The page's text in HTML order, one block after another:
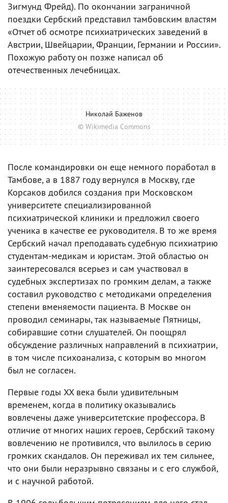
Зигмунд Фрейд). По окончании заграничной
поездки Сербский представил тамбовским властям
«Отчет об осмотре психиатрических заведений в
Австрии, Швейцарии, Франции, Германии и России».
Похожую работу он позже написал об
отечественных лечебницах.
Николай Баженов
© Wikimedia Commons
После командировки он еще немного поработал в
Тамбове, а в 1887 году вернулся в Москву, где
Корсаков добился создания при Московском
университете специализированной
психиатрической клиники и предложил своего
ученика в качестве ее руководителя. В то же время
Сербский начал преподавать судебную психиатрию
студентам-медикам и юристам. Этой областью он
заинтересовался всерьез и сам участвовал в
судебных экспертизах по громким делам, а также
составил руководство с методиками определения
степени вменяемости пациента. В Москве он
проводил семинары, так называемые Пятницы,
собиравшие сотни слушателей. Он поощрял
обсуждение различных направлений в психиатрии,
в том числе психоанализа, с которым во многом
был не согласен.
Первые годы XX века были удивительным
временем, когда в политику оказывались
вовлечены даже университетские профессора. В
отличие от многих наших героев, Сербский такому
вовлечению не противился, что вылилось в серию
громких скандалов. Он переживал их тем сильнее,
что они были неразрывно связаны и с его службой,
и с научной работой.